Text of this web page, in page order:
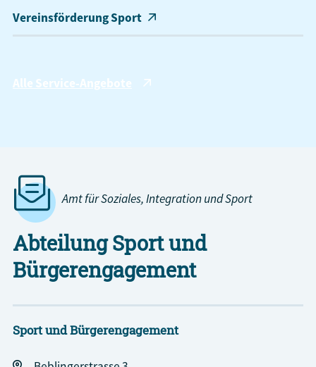
Vereinsförderung Sport
Alle Service-Angebote
Amt für Soziales, Integration und Sport
Abteilung Sport und
Bürgerengagement
Sport und Bürgerengagement